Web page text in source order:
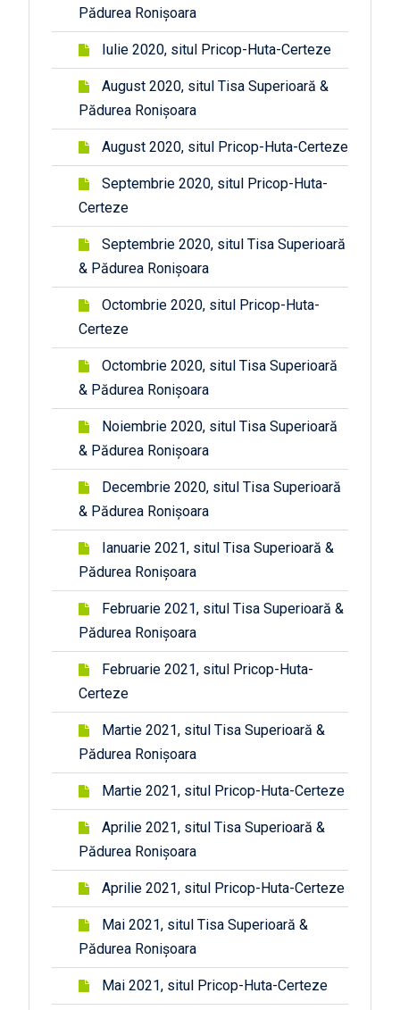
Pădurea Ronișoara
Iulie 2020, situl Pricop-Huta-Certeze
August 2020, situl Tisa Superioară &
Pădurea Ronișoara
August 2020, situl Pricop-Huta-Certeze
Septembrie 2020, situl Pricop-Huta-
Certeze
Septembrie 2020, situl Tisa Superioară
& Pădurea Ronișoara
Octombrie 2020, situl Pricop-Huta-
Certeze
Octombrie 2020, situl Tisa Superioară
& Pădurea Ronișoara
Noiembrie 2020, situl Tisa Superioară
& Pădurea Ronișoara
Decembrie 2020, situl Tisa Superioară
& Pădurea Ronișoara
Ianuarie 2021, situl Tisa Superioară &
Pădurea Ronișoara
Februarie 2021, situl Tisa Superioară &
Pădurea Ronișoara
Februarie 2021, situl Pricop-Huta-
Certeze
Martie 2021, situl Tisa Superioară &
Pădurea Ronișoara
Martie 2021, situl Pricop-Huta-Certeze
Aprilie 2021, situl Tisa Superioară &
Pădurea Ronișoara
Aprilie 2021, situl Pricop-Huta-Certeze
Mai 2021, situl Tisa Superioară &
Pădurea Ronișoara
Mai 2021, situl Pricop-Huta-Certeze